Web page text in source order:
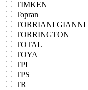
TIMKEN
Topran
TORRIANI GIANNI
TORRINGTON
TOTAL
TOYA
TPI
TPS
TR